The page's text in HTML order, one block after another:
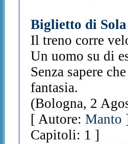
Biglietto di
Il treno corre
Un uomo su di
Senza sapere
fantasia.
(Bologna, 2
[ Autore: Manto
Capitoli: 1 ]